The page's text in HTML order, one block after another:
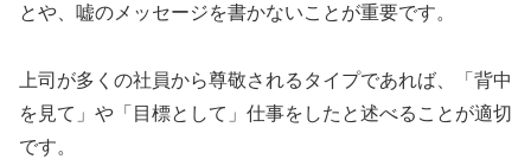
とや、嘘のメッセージを書かないことが重要です。
上司が多くの社員から尊敬されるタイプであれば、「背中
を見て」や「目標として」仕事をしたと述べることが適切
です。